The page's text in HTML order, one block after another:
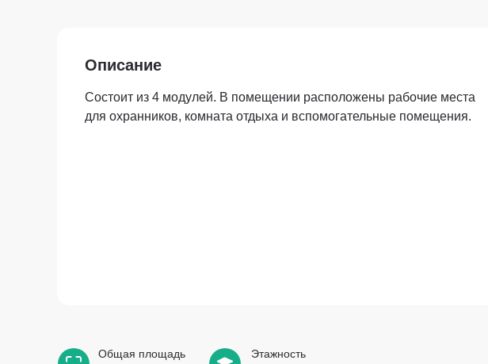
Общая площадь Этажность
Описание
Состоит из 4 модулей. В помещении расположены рабочие места
для охранников, комната отдыха и вспомогательные помещения.